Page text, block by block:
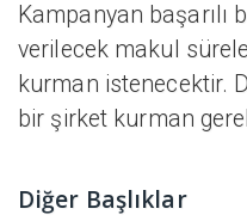
Kampanyan başarılı
verilecek makul
kurman istenecektir.
bir şirket kurman
Diğer Başlıklar